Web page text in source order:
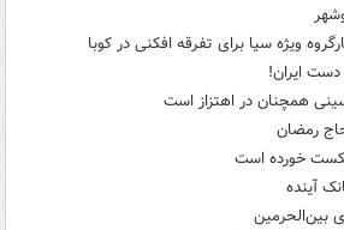
ویژه سیا برای تفرقه افکنی در کوبا
ایران!
همچنان در اهتزاز است
رمضان
خورده است
آینده